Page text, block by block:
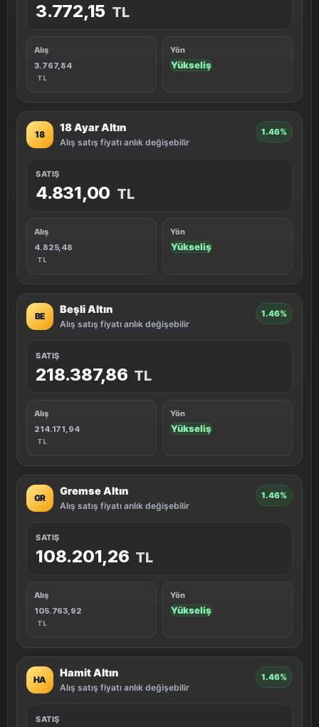
3.772,15 TL
Alış
3.767,84
TL
Yön
Yükseliş
18
18 Ayar Altın
Alış satış fiyatı anlık değişebilir
1.46%
SATIŞ
4.831,00 TL
Alış
4.825,48
TL
Yön
Yükseliş
BE
Beşli Altın
Alış satış fiyatı anlık değişebilir
1.46%
SATIŞ
218.387,86 TL
Alış
214.171,94
TL
Yön
Yükseliş
GR
Gremse Altın
Alış satış fiyatı anlık değişebilir
1.46%
SATIŞ
108.201,26 TL
Alış
105.763,92
TL
Yön
Yükseliş
HA
Hamit Altın
Alış satış fiyatı anlık değişebilir
1.46%
SATIŞ